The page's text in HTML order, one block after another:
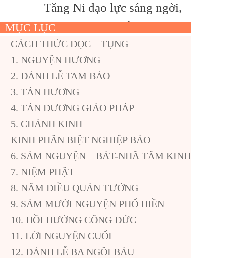
MỤC LỤC
CÁCH THỨC ĐỌC – TỤNG
1. NGUYỆN HƯƠNG
2. ĐẢNH LỄ TAM BẢO
3. TÁN HƯƠNG
4. TÁN DƯƠNG GIÁO PHÁP
5. CHÁNH KINH
KINH PHÂN BIỆT NGHIỆP BÁO
6. SÁM NGUYỆN – BÁT-NHÃ TÂM KINH
7. NIỆM PHẬT
8. NĂM ĐIỀU QUÁN TƯỞNG
9. SÁM MƯỜI NGUYỆN PHỔ HIỀN
10. HỒI HƯỚNG CÔNG ĐỨC
11. LỜI NGUYỆN CUỐI
12. ĐẢNH LỄ BA NGÔI BÁU
Tăng Ni đạo lực sáng ngời,
Tại gia tu học, thảnh thơi, an
nhàn.
Cầu thế giới hòa bình, phát
triển
Mong nước nhà hưng hiển,
Mọi người hạnh phúc, ấm no,
Khắp nơi yên ổn, không lo
Chúng con nguyện, đời đời
kiếp kiếp,
Được thân người, học Phật tu
nhân,